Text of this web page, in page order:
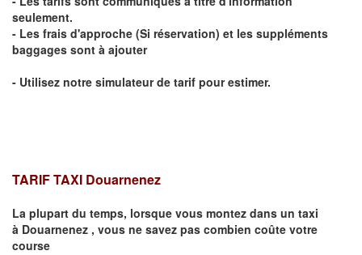
seulement.
- Les frais d'approche (Si réservation) et les suppléments
baggages sont à ajouter
- Utilisez notre simulateur de tarif pour estimer.
TARIF TAXI Douarnenez
La plupart du temps, lorsque vous montez dans un taxi
à Douarnenez , vous ne savez pas combien coûte votre
course